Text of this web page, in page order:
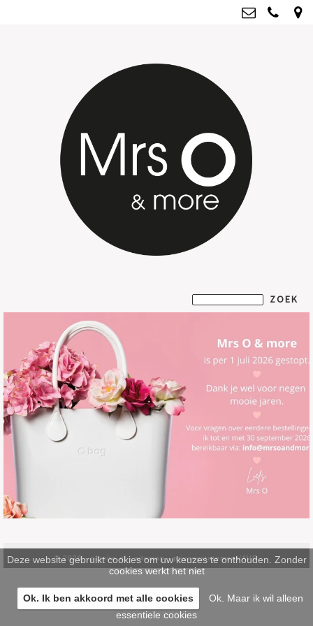
Kvk: Mrs O & more - 67796435
BTWnr: NL001835603B07
© 2026 -pinsite.nl-sitemap-privacystatement/AVG
Deze website gebruikt cookies om uw keuzes te onthouden. Zonder
cookies werkt het niet
Ok. Ik ben akkoord met alle cookies
Ok. Maar ik wil alleen
essentiele cookies